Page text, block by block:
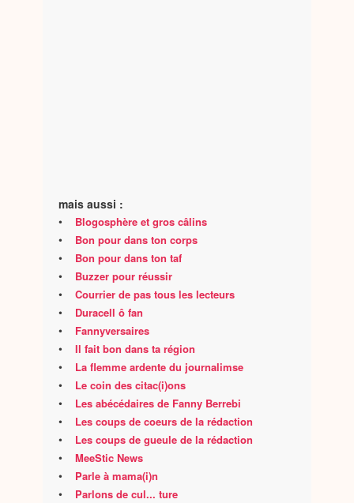
mais aussi :
• Blogosphère et gros câlins
• Bon pour dans ton corps
• Bon pour dans ton taf
• Buzzer pour réussir
• Courrier de pas tous les lecteurs
• Duracell ô fan
• Fannyversaires
• Il fait bon dans ta région
• La flemme ardente du journalimse
• Le coin des citac(i)ons
• Les abécédaires de Fanny Berrebi
• Les coups de coeurs de la rédaction
• Les coups de gueule de la rédaction
• MeeStic News
• Parle à mama(i)n
• Parlons de cul... ture